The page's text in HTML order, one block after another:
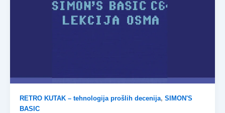
RETRO KUTAK – tehnologija prošlih decenija, SIMON'S
BASIC